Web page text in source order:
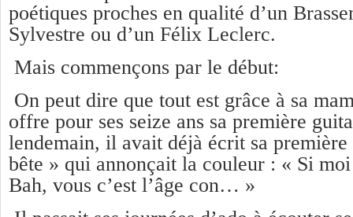
poétiques proches en qualité d’un
Sylvestre ou d’un Félix Leclerc.
Mais commençons par le début:
On peut dire que tout est grâce à sa
offre pour ses seize ans sa première
lendemain, il avait déjà écrit sa première
bête » qui annonçait la couleur : « Si moi
Bah, vous c’est l’âge con… »